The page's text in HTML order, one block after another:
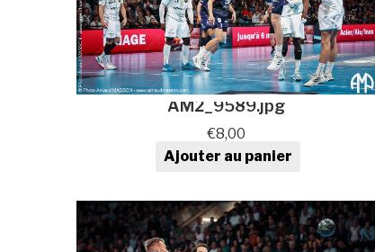
AM2_9589.jpg
€8,00
quantité de Photo de sport au
Ajouter au panier